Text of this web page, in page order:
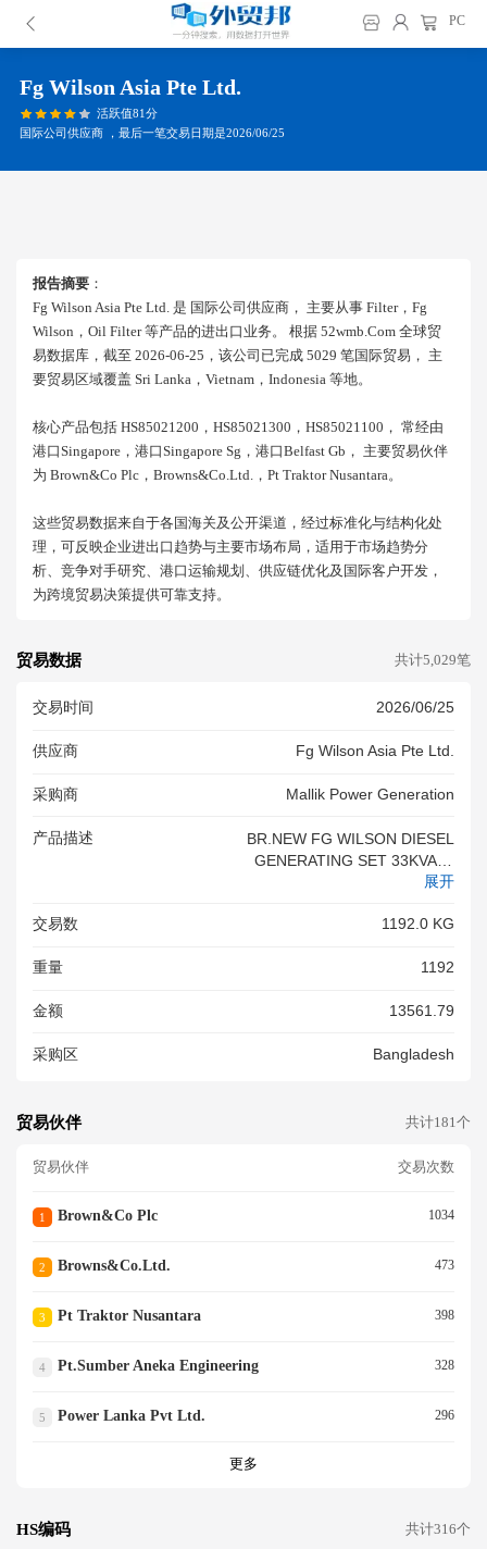
PC
Fg Wilson Asia Pte Ltd.
活跃值81分
国际公司供应商 ，最后一笔交易日期是2026/06/25
报告摘要 ：
Fg Wilson Asia Pte Ltd. 是 国际公司供应商， 主要从事 Filter，fg
Wilson，oil Filter 等产品的进出口业务。 根据 52wmb.com 全球贸
易数据库，截至 2026-06-25，该公司已完成 5029 笔国际贸易， 主
要贸易区域覆盖 Sri Lanka，vietnam，indonesia 等地。
核心产品包括 HS85021200，HS85021300，HS85021100， 常经由
港口singapore，港口singapore Sg，港口belfast Gb， 主要贸易伙伴
为 Brown&co Plc，browns&co.ltd.，pt Traktor Nusantara。
这些贸易数据来自于各国海关及公开渠道，经过标准化与结构化处
理，可反映企业进出口趋势与主要市场布局，适用于市场趋势分
析、竞争对手研究、港口运输规划、供应链优化及国际客户开发，
为跨境贸易决策提供可靠支持。
贸易数据 共计5,029笔
交易时间 2026/06/25
供应商 Fg Wilson Asia Pte Ltd.
采购商 Mallik Power Generation
产品描述
BR.NEW FG WILSON DIESEL
GENERATING SET 33KVA M
ODEL:P33-3
展开
交易数 1192.0 KG
重量 1192
金额 13561.79
采购区 Bangladesh
贸易伙伴 共计181个
贸易伙伴 交易次数
1 Brown&co Plc 1034
2 Browns&co.ltd. 473
3 Pt Traktor Nusantara 398
4 Pt.sumber Aneka Engineering 328
5 Power Lanka Pvt Ltd. 296
更多
HS编码 共计316个